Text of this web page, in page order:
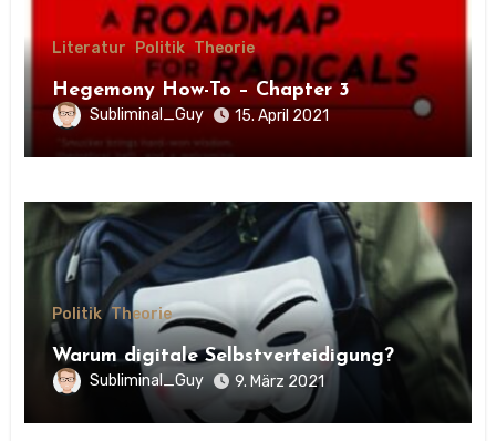
Literatur Politik Theorie
Hegemony How-To – Chapter 3
Subliminal_Guy 15. April 2021
Politik Theorie
Warum digitale Selbstverteidigung?
Subliminal_Guy 9. März 2021